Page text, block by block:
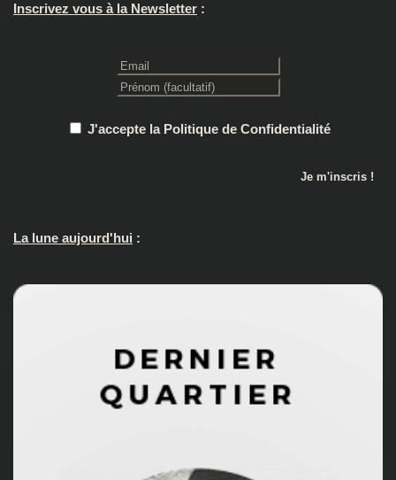
Inscrivez vous à la Newsletter :
J'accepte la Politique de Confidentialité
La lune aujourd'hui :